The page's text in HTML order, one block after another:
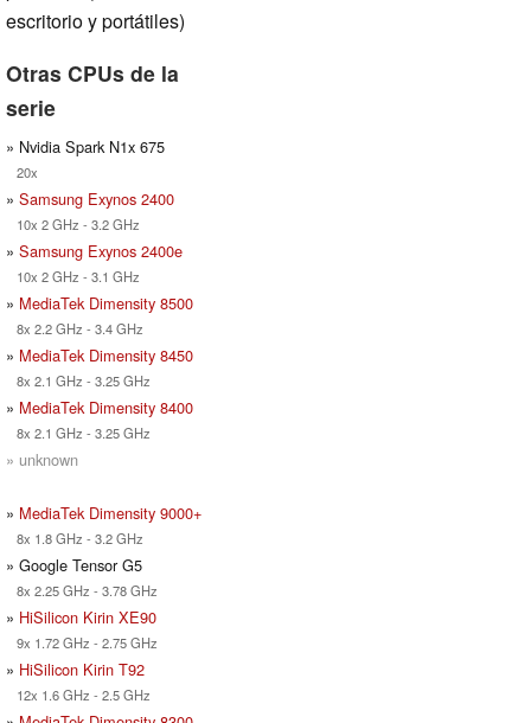
escritorio y portátiles)
Otras CPUs de la
serie
» Nvidia Spark N1x 675
20x
» Samsung Exynos 2400
10x 2 GHz - 3.2 GHz
» Samsung Exynos 2400e
10x 2 GHz - 3.1 GHz
» MediaTek Dimensity 8500
8x 2.2 GHz - 3.4 GHz
» MediaTek Dimensity 8450
8x 2.1 GHz - 3.25 GHz
» MediaTek Dimensity 8400
8x 2.1 GHz - 3.25 GHz
» unknown
» MediaTek Dimensity 9000+
8x 1.8 GHz - 3.2 GHz
» Google Tensor G5
8x 2.25 GHz - 3.78 GHz
» HiSilicon Kirin XE90
9x 1.72 GHz - 2.75 GHz
» HiSilicon Kirin T92
12x 1.6 GHz - 2.5 GHz